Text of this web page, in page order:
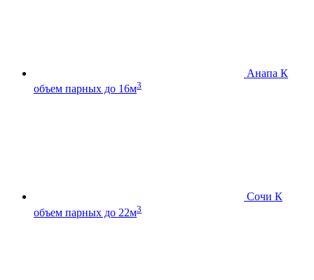
Анапа К
объем парных до 16м3
Сочи К
объем парных до 22м3